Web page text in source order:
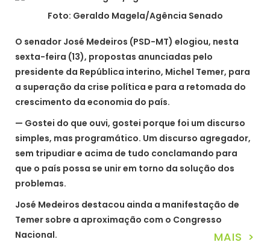
Foto: Geraldo Magela/Agência Senado
O senador José Medeiros (PSD-MT) elogiou, nesta
sexta-feira (13), propostas anunciadas pelo
presidente da República interino, Michel Temer, para
a superação da crise política e para a retomada do
crescimento da economia do país.
— Gostei do que ouvi, gostei porque foi um discurso
simples, mas programático. Um discurso agregador,
sem tripudiar e acima de tudo conclamando para
que o país possa se unir em torno da solução dos
problemas.
José Medeiros destacou ainda a manifestação de
Temer sobre a aproximação com o Congresso
Nacional.
MAIS >